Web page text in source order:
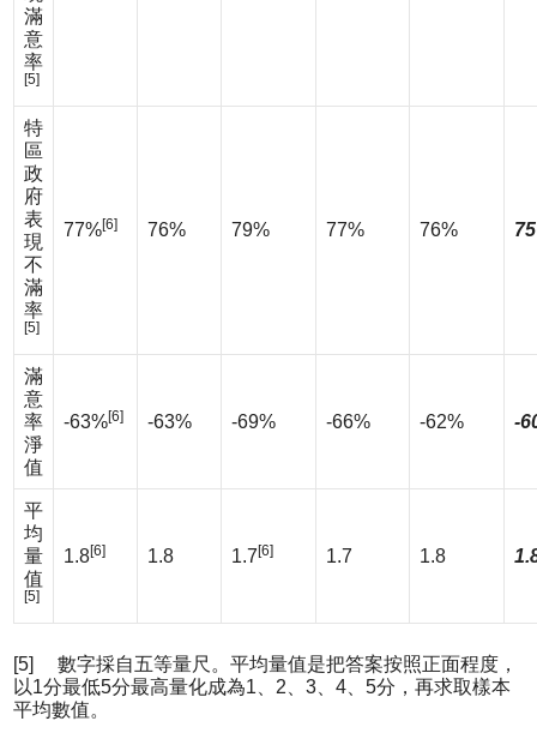
滿
意
率
[5]
特
區
政
府
表
現
不
滿
率
[5]
77%[6] 76% 79% 77% 76%
滿
意
率
淨
值
-63%[6] -63% -69% -66% -62% -
平
均
量
值
[5]
1.8[6] 1.8 1.7 [6] 1.7 1.8
[5] 數字採自五等量尺。平均量值是把答案按照正面程度，
以1分最低5分最高量化成為1、2、3、4、5分，再求取樣本
平均數值。